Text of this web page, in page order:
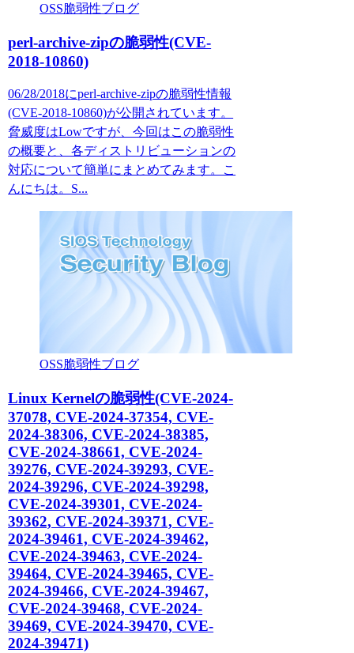
OSS脆弱性ブログ
perl-archive-zipの脆弱性(CVE-
2018-10860)
06/28/2018にperl-archive-zipの脆弱性情報
(CVE-2018-10860)が公開されています。
脅威度はLowですが、今回はこの脆弱性
の概要と、各ディストリビューションの
対応について簡単にまとめてみます。こ
んにちは。S...
OSS脆弱性ブログ
Linux Kernelの脆弱性(CVE-2024-
37078, CVE-2024-37354, CVE-
2024-38306, CVE-2024-38385,
CVE-2024-38661, CVE-2024-
39276, CVE-2024-39293, CVE-
2024-39296, CVE-2024-39298,
CVE-2024-39301, CVE-2024-
39362, CVE-2024-39371, CVE-
2024-39461, CVE-2024-39462,
CVE-2024-39463, CVE-2024-
39464, CVE-2024-39465, CVE-
2024-39466, CVE-2024-39467,
CVE-2024-39468, CVE-2024-
39469, CVE-2024-39470, CVE-
2024-39471)